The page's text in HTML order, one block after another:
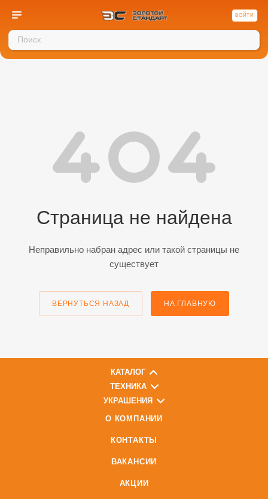
ВОЙТИ
Страница не найдена
Неправильно набран адрес или такой страницы не
существует
ВЕРНУТЬСЯ НАЗАД НА ГЛАВНУЮ
КАТАЛОГ
ТЕХНИКА
УКРАШЕНИЯ
О КОМПАНИИ
КОНТАКТЫ
ВАКАНСИИ
АКЦИИ